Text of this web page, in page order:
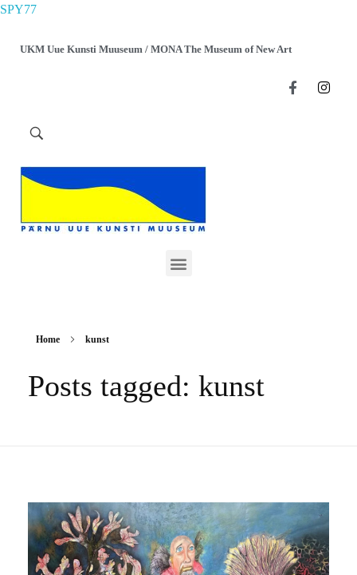
SPY77
UKM Uue Kunsti Muuseum / MONA The Museum of New Art
Home kunst
Posts tagged: kunst